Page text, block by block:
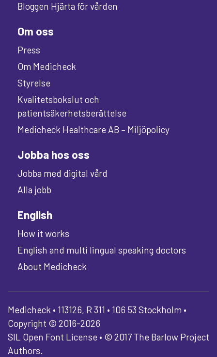
Bloggen Hjärta för vården
Om oss
Press
Om Medicheck
Styrelse
Kvalitetsbokslut och
patientsäkerhetsberättelse
Medicheck Healthcare AB – Miljöpolicy
Jobba hos oss
Jobba med digital vård
Alla jobb
English
How it works
English and multi lingual speaking doctors
About Medicheck
Medicheck • 113126, R 311 • 106 53 Stockholm •
Copyright © 2016-2026
SIL Open Font License • © 2017 The Barlow Project
Authors.